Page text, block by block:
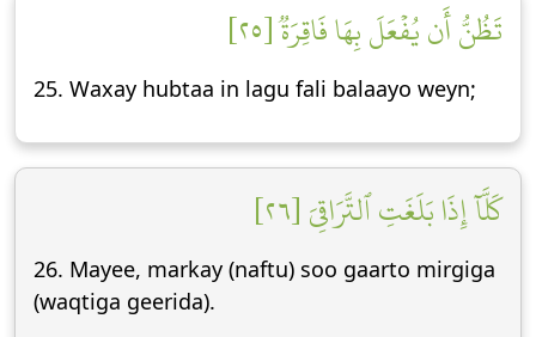
تَظُنُّ أَن يُفۡعَلَ بِهَا فَاقِرَةٞ [٢٥]
25. Waxay hubtaa in lagu fali balaayo weyn;
كَلَّآ إِذَا بَلَغَتِ ٱلتَّرَاقِيَ [٢٦]
26. Mayee, markay (naftu) soo gaarto mirgiga
(waqtiga geerida).